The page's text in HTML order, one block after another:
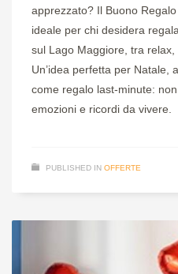
apprezzato? Il Buono
ideale per chi desidera
sul Lago Maggiore, tra relax,
Un’idea perfetta per Natale,
come regalo last-minute:
emozioni e ricordi da vivere.
PUBLISHED IN OFFERTE